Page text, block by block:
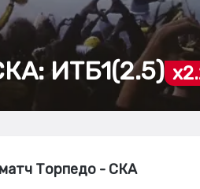
ИТБ1(2.5)
Торпедо - СКА